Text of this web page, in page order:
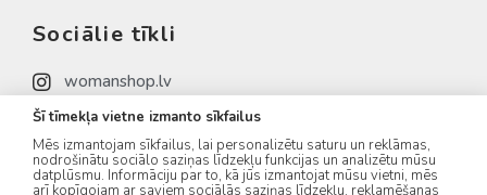
Sociālie tīkli
womanshop.lv
womanshop.lv (NAIL)
womanshop.lv (KOREA)
Šī tīmekļa vietne izmanto sīkfailus
Mēs izmantojam sīkfailus, lai personalizētu saturu un reklāmas,
nodrošinātu sociālo saziņas līdzekļu funkcijas un analizētu mūsu
datplūsmu. Informāciju par to, kā jūs izmantojat mūsu vietni, mēs
arī kopīgojam ar saviem sociālās saziņas līdzekļu, reklamēšanas